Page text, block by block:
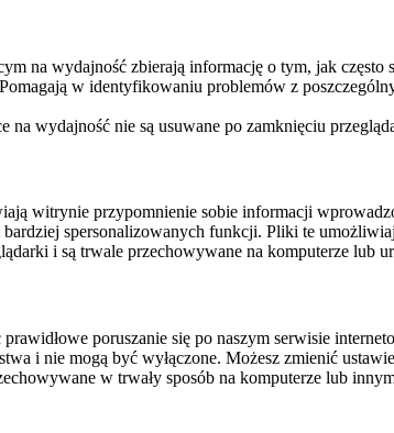
na wydajność zbierają informację o tym, jak
w identyfikowaniu problemów z
na wydajność nie są usuwane po zamknięciu
witrynie przypomnienie sobie informacji
spersonalizowanych funkcji. Pliki te
i są trwale przechowywane na komputerze lub
poruszanie się po naszym serwisie
i nie mogą być wyłączone. Możesz zmienić
w trwały sposób na komputerze lub